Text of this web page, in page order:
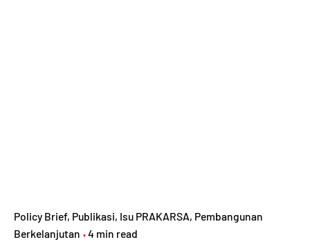
Policy Brief Publikasi Isu PRAKARSA Pembangunan
Berkelanjutan
4 min read